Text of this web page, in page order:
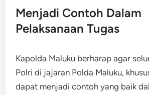
Menjadi Contoh Dalam
Pelaksanaan Tugas
Kapolda Maluku berharap agar
Polri di jajaran Polda Maluku,
dapat menjadi contoh yang baik